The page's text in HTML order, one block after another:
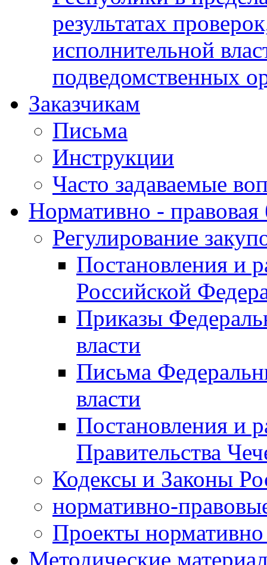
результатах
исполнительной
подведомственных
Заказчикам
Письма
Инструкции
Часто задаваемые
Нормативно - правовая
Регулирование
Постановления и
Российской
Приказы
власти
Письма
власти
Постановления и
Правительства
Кодексы и Законы
нормативно-
Проекты
Методические